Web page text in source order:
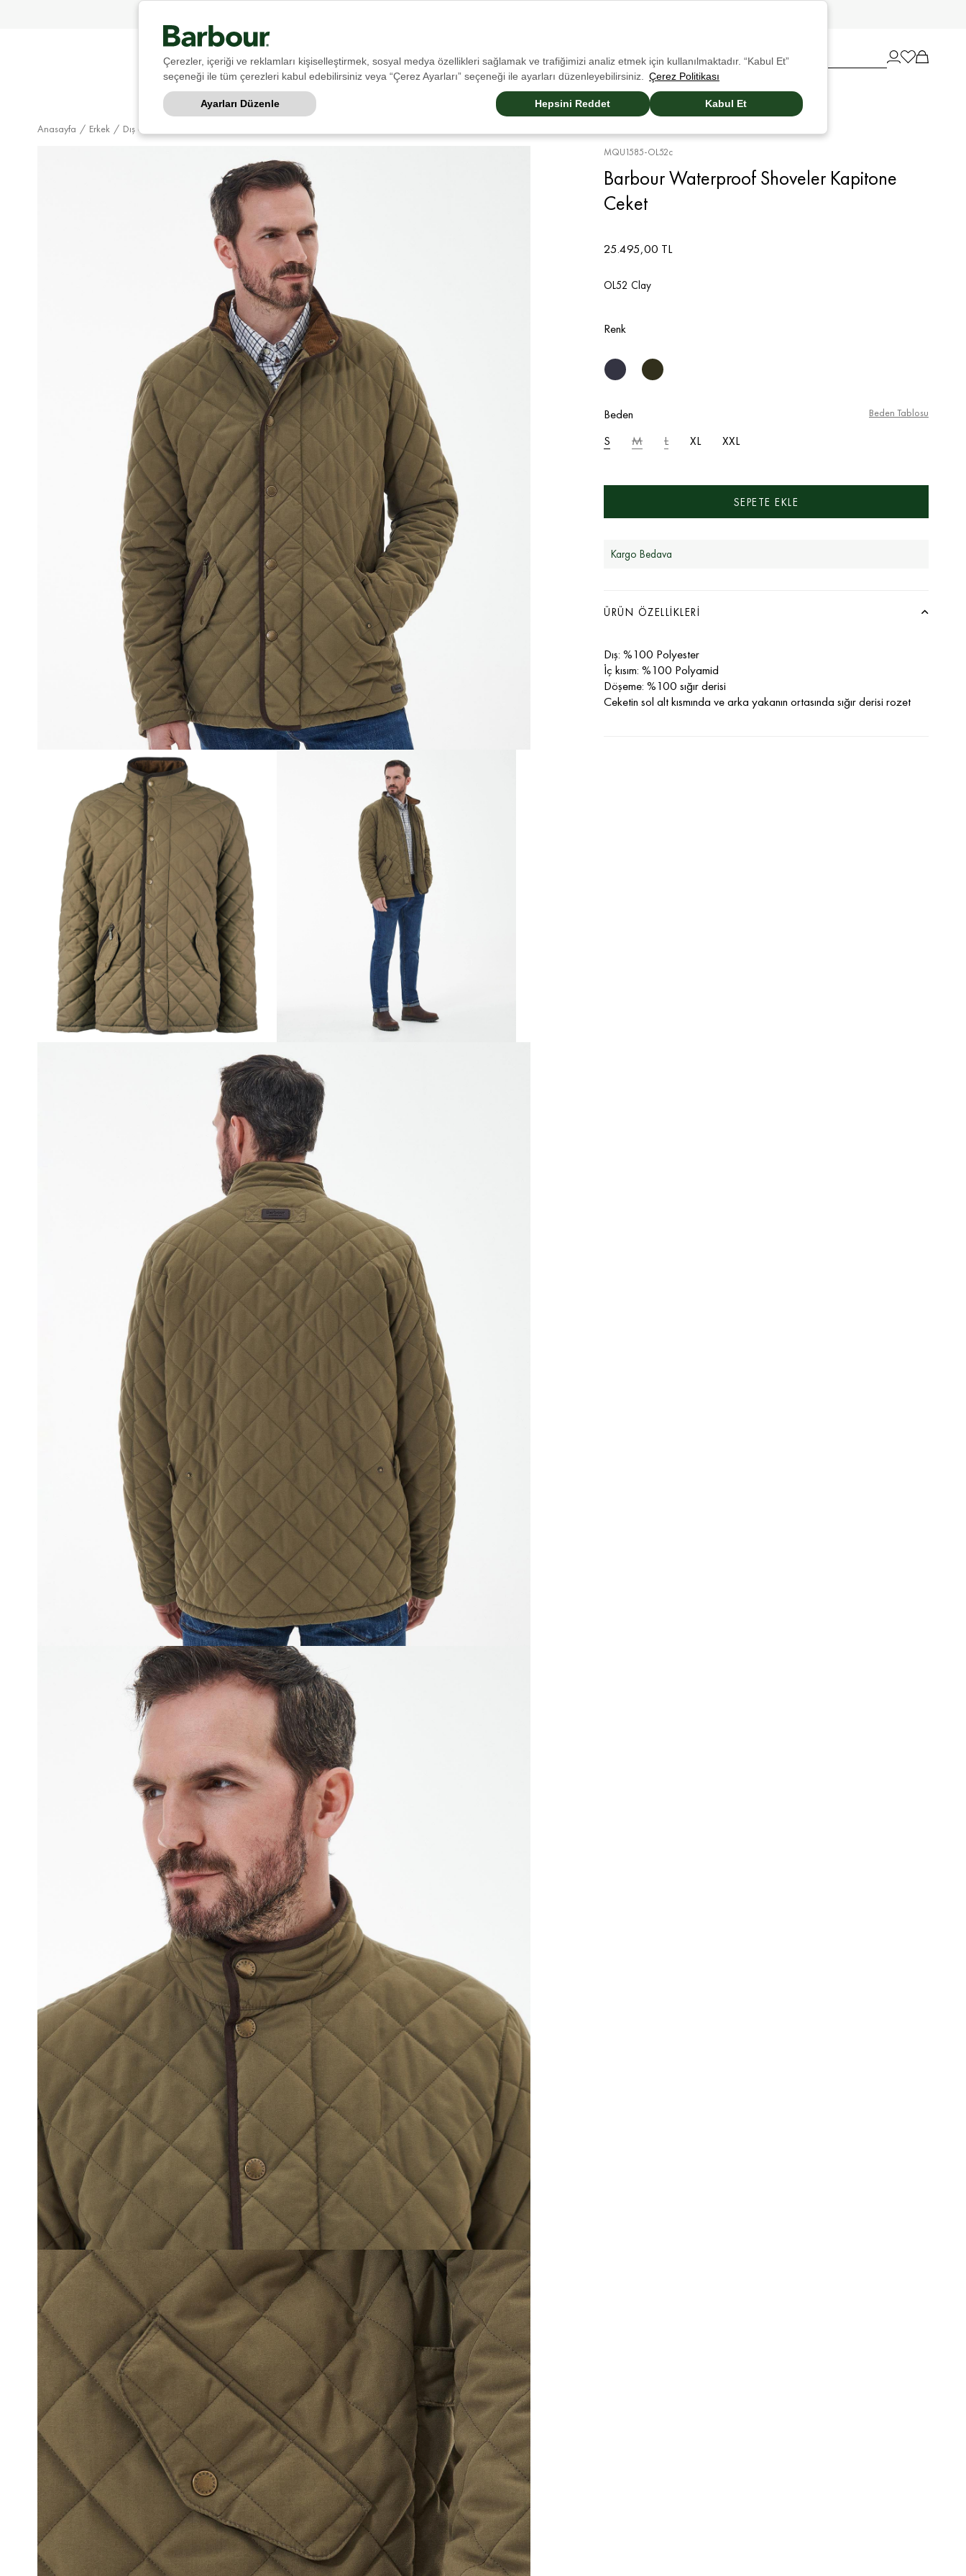
Çerezler, içeriği ve reklamları kişiselleştirmek, sosyal medya özellikleri sağlamak ve trafiğimizi analiz etmek için kullanılmaktadır. “Kabul Et”
seçeneği ile tüm çerezleri kabul edebilirsiniz veya “Çerez Ayarları” seçeneği ile ayarları düzenleyebilirsiniz.
Çerez Politikası
Ayarları Düzenle Hepsini Reddet Kabul Et
Barbour DogsBarbour Internatıonal
Anasayfa Erkek Dış Giyim
MQU1585-OL52c
Barbour Waterproof Shoveler Kapitone
Ceket
25.495,00 TL
OL52 Clay
Renk
Beden
S
M L XL XXL
Beden Tablosu
Kargo Bedava
ÜRÜN ÖZELLIKLERI
Dış: %100 Polyester
İç kısım: %100 Polyamid
Döşeme: %100 sığır derisi
Ceketin sol alt kısmında ve arka yakanın ortasında sığır derisi rozet